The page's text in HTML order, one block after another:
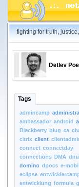
fighting for truth,
Detlev
Tags
admincamp
ambassador android
Blackberry blug ca
citrix client
connect connectday
connections DMA
domino dpocs e-
eclipse
entwicklung formula